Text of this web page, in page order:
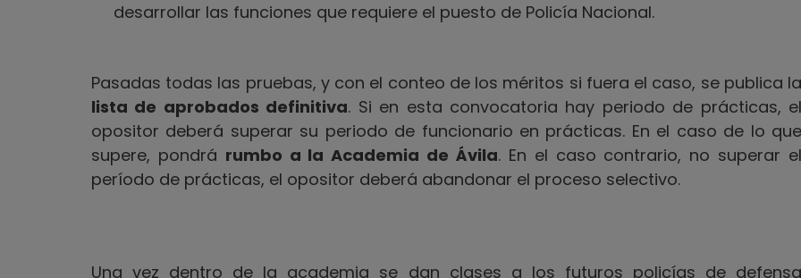
desarrollar las funciones que requiere el puesto de Policía Nacional.
Pasadas todas las pruebas, y con el conteo de los méritos si fuera el caso, se publica la
lista de aprobados definitiva. Si en esta convocatoria hay periodo de prácticas, el
opositor deberá superar su periodo de funcionario en prácticas. En el caso de lo que
supere, pondrá rumbo a la Academia de Ávila. En el caso contrario, no superar el
período de prácticas, el opositor deberá abandonar el proceso selectivo.
Una vez dentro de la academia se dan clases a los futuros policías de defensa